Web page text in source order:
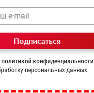
Подписаться
политикой конфиденциальности
персональных данных